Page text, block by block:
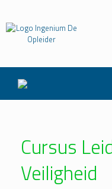
Cursus
Veiligheid